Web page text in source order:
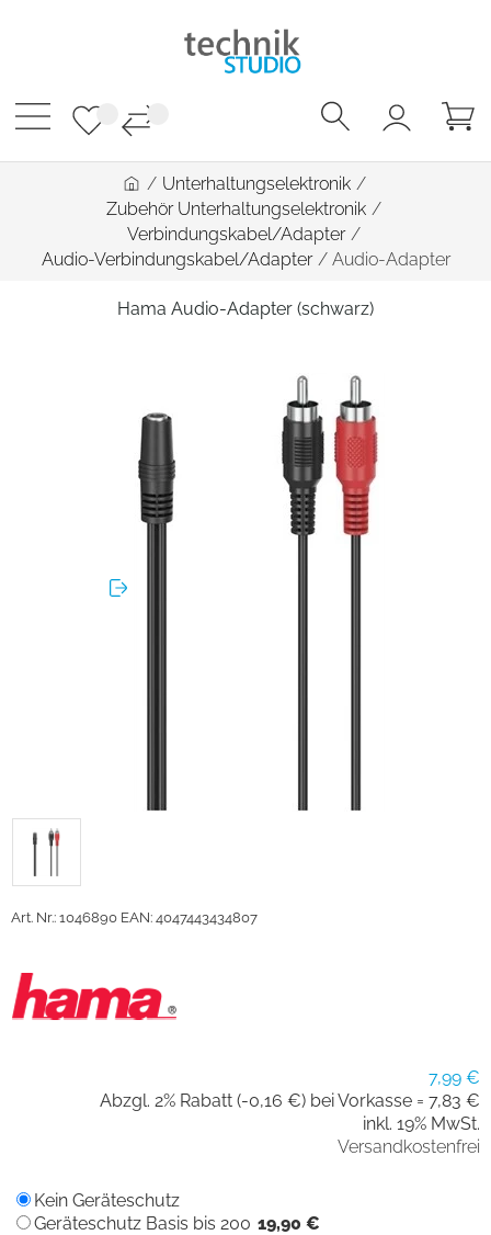
/ Unterhaltungselektronik /
Zubehör Unterhaltungselektronik /
Verbindungskabel/Adapter /
Audio-Verbindungskabel/Adapter / Audio-Adapter
Hama Audio-Adapter (schwarz)
Art. Nr.: 1046890 EAN: 4047443434807
7,99 €
Abzgl. 2% Rabatt (-0,16 €) bei Vorkasse = 7,83 €
inkl. 19% MwSt.
Versandkostenfrei
Kein Geräteschutz
Geräteschutz Basis bis 200 19,90 €